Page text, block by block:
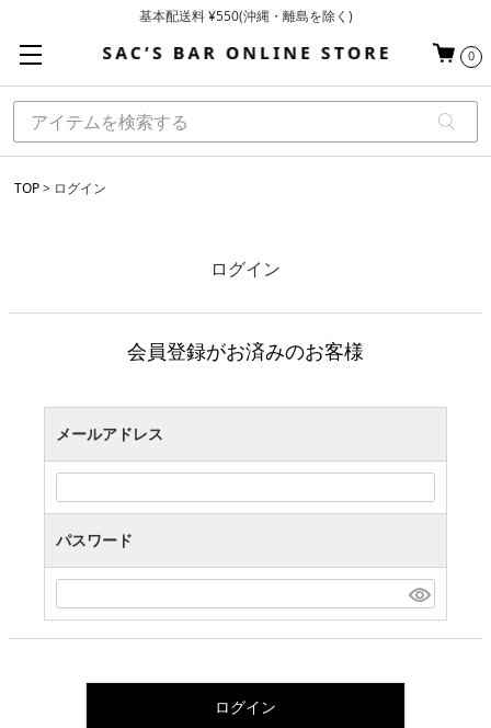
基本配送料 ¥550(沖縄・離島を除く)
お買い上げ合計¥3,980以上で送料無料
0
TOP ログイン
ログイン
会員登録がお済みのお客様
メールアドレス
パスワード
ログイン